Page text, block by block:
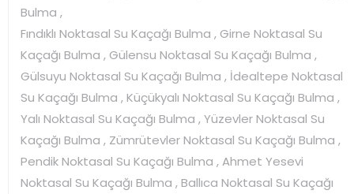
Bulma ,
Fındıklı Noktasal Su Kaçağı Bulma , Girne Noktasal Su
Kaçağı Bulma , Gülensu Noktasal Su Kaçağı Bulma ,
Gülsuyu Noktasal Su Kaçağı Bulma , İdealtepe Noktasal
Su Kaçağı Bulma , Küçükyalı Noktasal Su Kaçağı Bulma ,
Yalı Noktasal Su Kaçağı Bulma , Yüzevler Noktasal Su
Kaçağı Bulma , Zümrütevler Noktasal Su Kaçağı Bulma ,
Pendik Noktasal Su Kaçağı Bulma , Ahmet Yesevi
Noktasal Su Kaçağı Bulma , Ballıca Noktasal Su Kaçağı